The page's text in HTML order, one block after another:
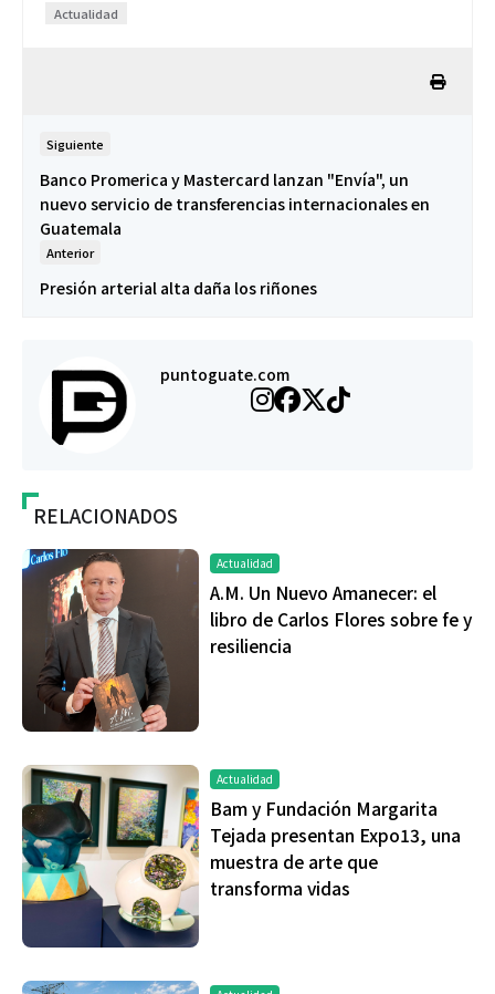
Actualidad
Siguiente
Banco Promerica y Mastercard lanzan "Envía", un
nuevo servicio de transferencias internacionales en
Guatemala
Anterior
Presión arterial alta daña los riñones
puntoguate.com
RELACIONADOS
Actualidad
A.M. Un Nuevo Amanecer: el
libro de Carlos Flores sobre fe y
resiliencia
Actualidad
Bam y Fundación Margarita
Tejada presentan Expo13, una
muestra de arte que
transforma vidas